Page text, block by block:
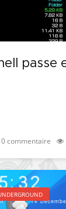
passe
0 commentaire